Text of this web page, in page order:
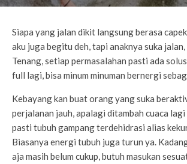
Siapa yang jalan dikit langsung berasa
aku juga begitu deh, tapi anaknya suka
Tenang, setiap permasalahan pasti ada
full lagi, bisa minum minuman bernergi
Kebayang kan buat orang yang suka
perjalanan jauh, apalagi ditambah cuaca
pasti tubuh gampang terdehidrasi alias
Biasanya energi tubuh juga turun ya.
aja masih belum cukup, butuh masukan